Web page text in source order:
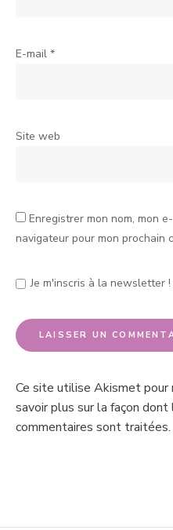
E-mail *
Site web
Enregistrer mon nom, mon
navigateur pour mon prochain
Je m'inscris à la newsletter !
Ce site utilise Akismet pour
savoir plus sur la façon
commentaires sont traitées.